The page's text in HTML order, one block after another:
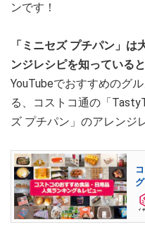
ンです！
「ミニセズ プチパン」
ンジレシピを知っている
YouTubeでおすすめのグ
る、コストコ通の「
ズ プチパン」のアレンジ